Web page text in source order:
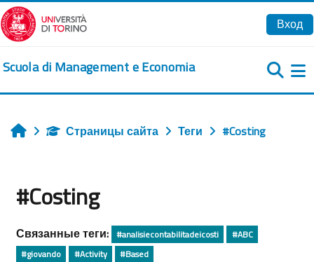
Перейти к основному содержанию
Вход
Scuola di Management e Economia
ГлавнаяСтраницы сайта Теги #Costing
#Costing
Связанные теги: #analisiecontabilitadeicosti
#ABC
#giovando
#Activity #Based